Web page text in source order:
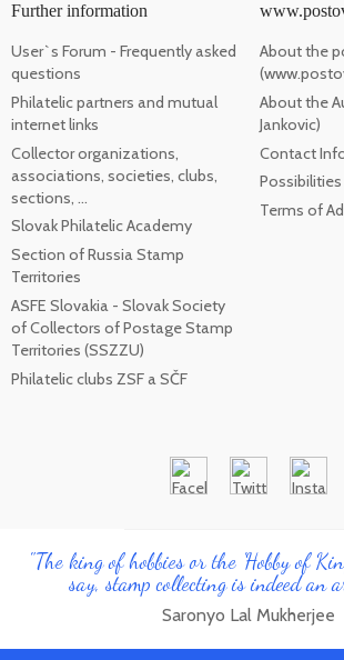
Further information
User`s Forum - Frequently asked
questions
Philatelic partners and mutual
internet links
Collector organizations,
associations, societies, clubs,
sections, ...
Slovak Philatelic Academy
Section of Russia Stamp
Territories
ASFE Slovakia - Slovak Society
of Collectors of Postage Stamp
Territories (SSZZU)
Philatelic clubs ZSF a SČF
About the
About the
Jankovic)
Contact
Terms of
"The king of hobbies or the 'Hobby of
say, stamp collecting is indeed an
Saronyo Lal Mukherjee